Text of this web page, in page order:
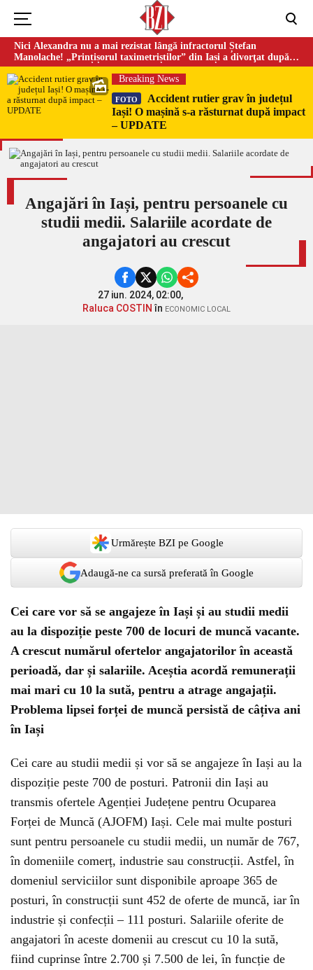
Nici Alexandra nu a mai rezistat lângă infractorul Ștefan
Manolache! „Prințișorul taximetriștilor” din Iași a divorţat după
doi ani de căsnicie
Breaking News
FOTO
Accident rutier grav în județul
Iași! O mașină s-a răsturnat după impact
– UPDATE
Angajări în Iași, pentru persoanele cu
studii medii. Salariile acordate de
angajatori au crescut
27 iun. 2024, 02:00,
Raluca COSTIN în ECONOMIC LOCAL
Urmărește BZI pe Google
Adaugă-ne ca sursă preferată în Google
Cei care vor să se angajeze în Iași și au studii medii
au la dispoziție peste 700 de locuri de muncă vacante.
A crescut numărul ofertelor angajatorilor în această
perioadă, dar și salariile. Aceștia acordă remunerații
mai mari cu 10 la sută, pentru a atrage angajații.
Problema lipsei forței de muncă persistă de câțiva ani
în Iași
Cei care au studii medii și vor să se angajeze în Iași au la
dispoziție peste 700 de posturi. Patronii din Iași au
transmis ofertele Agenției Județene pentru Ocuparea
Forței de Muncă (AJOFM) Iași. Cele mai multe posturi
sunt pentru persoanele cu studii medii, un număr de 767,
în domeniile comerț, industrie sau construcții. Astfel, în
domeniul serviciilor sunt disponibile aproape 365 de
posturi, în construcții sunt 452 de oferte de muncă, iar în
industrie și confecții – 111 posturi. Salariile oferite de
angajatori în aceste domenii au crescut cu 10 la sută,
fiind cuprinse între 2.700 și 7.500 de lei, în funcție de